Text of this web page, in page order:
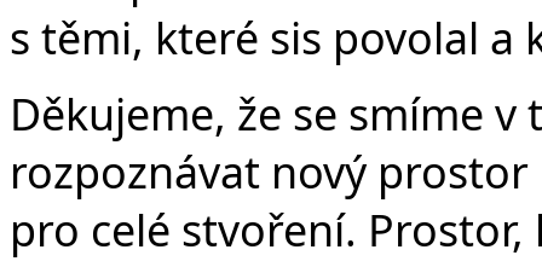
s těmi, které sis povolal
Děkujeme, že se smíme
rozpoznávat nový
pro celé stvoření.